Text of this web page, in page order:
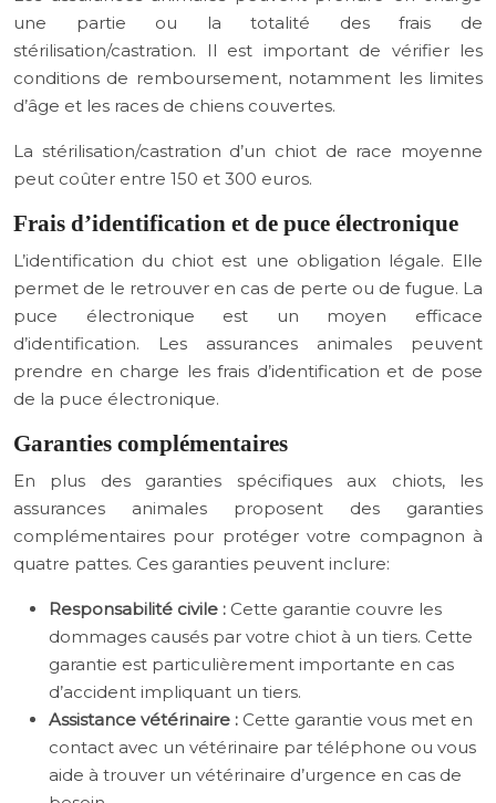
une partie ou la totalité des frais de
stérilisation/castration. Il est important de vérifier les
conditions de remboursement, notamment les limites
d’âge et les races de chiens couvertes.
La stérilisation/castration d’un chiot de race moyenne
peut coûter entre 150 et 300 euros.
Frais d’identification et de puce électronique
L’identification du chiot est une obligation légale. Elle
permet de le retrouver en cas de perte ou de fugue. La
puce électronique est un moyen efficace
d’identification. Les assurances animales peuvent
prendre en charge les frais d’identification et de pose
de la puce électronique.
Garanties complémentaires
En plus des garanties spécifiques aux chiots, les
assurances animales proposent des garanties
complémentaires pour protéger votre compagnon à
quatre pattes. Ces garanties peuvent inclure:
Responsabilité civile : Cette garantie couvre les
dommages causés par votre chiot à un tiers. Cette
garantie est particulièrement importante en cas
d’accident impliquant un tiers.
Assistance vétérinaire : Cette garantie vous met en
contact avec un vétérinaire par téléphone ou vous
aide à trouver un vétérinaire d’urgence en cas de